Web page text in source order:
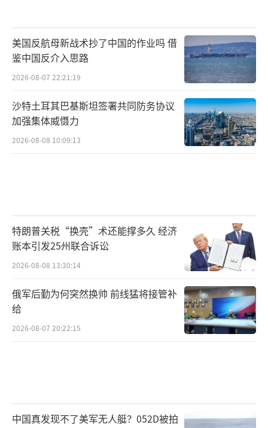
美国反航母新战术抄了中国的作业吗 借
鉴中国反介入思路
2026-08-07 22:21:19
沙特土耳其巴基斯坦签署共同防务协议
加强集体威慑力
2026-08-08 10:09:13
特朗普关税“换壳”术还能撑多久 经济
账本引发25州联合诉讼
2026-08-08 13:30:14
俄军后勤为何突然换帅 前线猛将接管补
给
2026-08-07 20:22:15
中国真发现不了美军无人艇？052D被拍